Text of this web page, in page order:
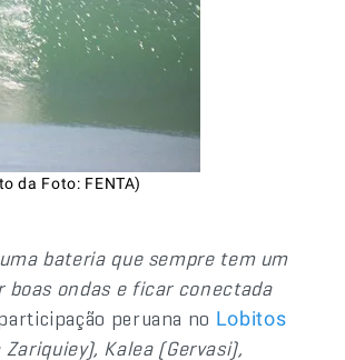
da Foto: FENTA)
bateria que sempre tem um
boas ondas e ficar conectada
peruana no Lobitos
Kalea (Gervasi),